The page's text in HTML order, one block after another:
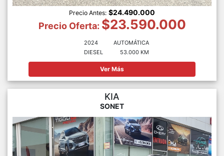
Precio Antes: $24.490.000
Precio Oferta: $23.590.000
2024
DIESEL
AUTOMÁTICA
53.000 KM
Ver Más
KIA
SONET